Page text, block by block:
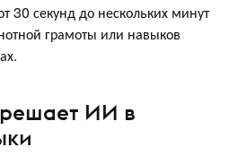
30 секунд до нескольких минут
грамоты или навыков
ИИ в